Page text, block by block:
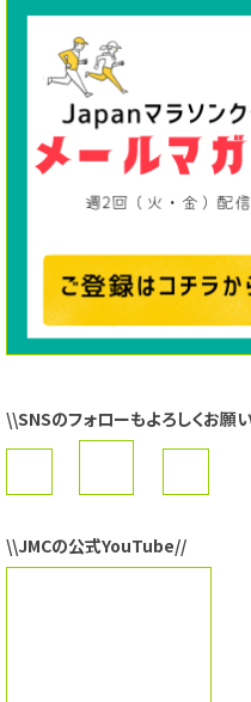
\\SNSのフォローもよろしくお願
\\JMCの公式YouTube//